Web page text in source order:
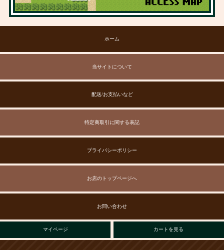
ホーム
当サイトについて
配送/お支払いなど
特定商取引に関する表記
プライバシーポリシー
お店のトップページへ
お問い合わせ
マイページ カートを見る